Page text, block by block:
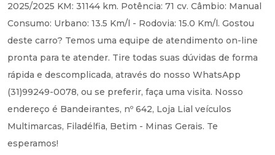
2025/2025 KM: 31144 km. Potência: 71 cv. Câmbio: Manual
Consumo: Urbano: 13.5 Km/l - Rodovia: 15.0 Km/l. Gostou
deste carro? Temos uma equipe de atendimento on-line
pronta para te atender. Tire todas suas dúvidas de forma
rápida e descomplicada, através do nosso WhatsApp
(31)99249-0078, ou se preferir, faça uma visita. Nosso
endereço é Bandeirantes, nº 642, Loja Lial veículos
Multimarcas, Filadélfia, Betim - Minas Gerais. Te
esperamos!